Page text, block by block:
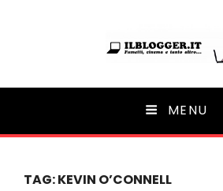
Ilblogger.it
Il portalino di blog | MENU
TAG:KEVIN O’CONNELL